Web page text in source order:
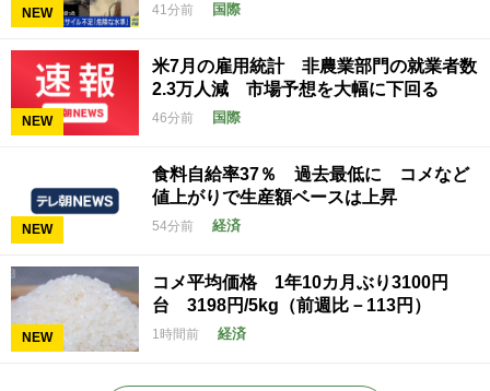
NEW 41分前 国際
NEW
米7月の雇用統計 非農業部門の就業者数
2.3万人減 市場予想を大幅に下回る
46分前 国際
NEW
食料自給率37％ 過去最低に コメなど
値上がりで生産額ベースは上昇
54分前 経済
NEW
コメ平均価格 1年10カ月ぶり3100円
台 3198円/5kg（前週比－113円）
1時間前 経済